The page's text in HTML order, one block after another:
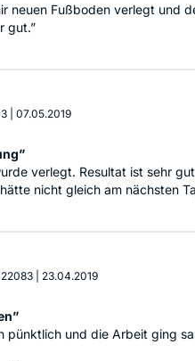
neuen Fußboden verlegt und
gut.”
07.05.2019
verlegt. Resultat ist sehr
nicht gleich am nächsten
23.04.2019
pünktlich und die Arbeit ging